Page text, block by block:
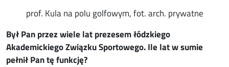
prof. Kula na polu golfowym, fot. arch. prywatne
Był Pan przez wiele lat prezesem łódzkiego
Akademickiego Związku Sportowego. Ile lat w sumie
pełnił Pan tę funkcję?